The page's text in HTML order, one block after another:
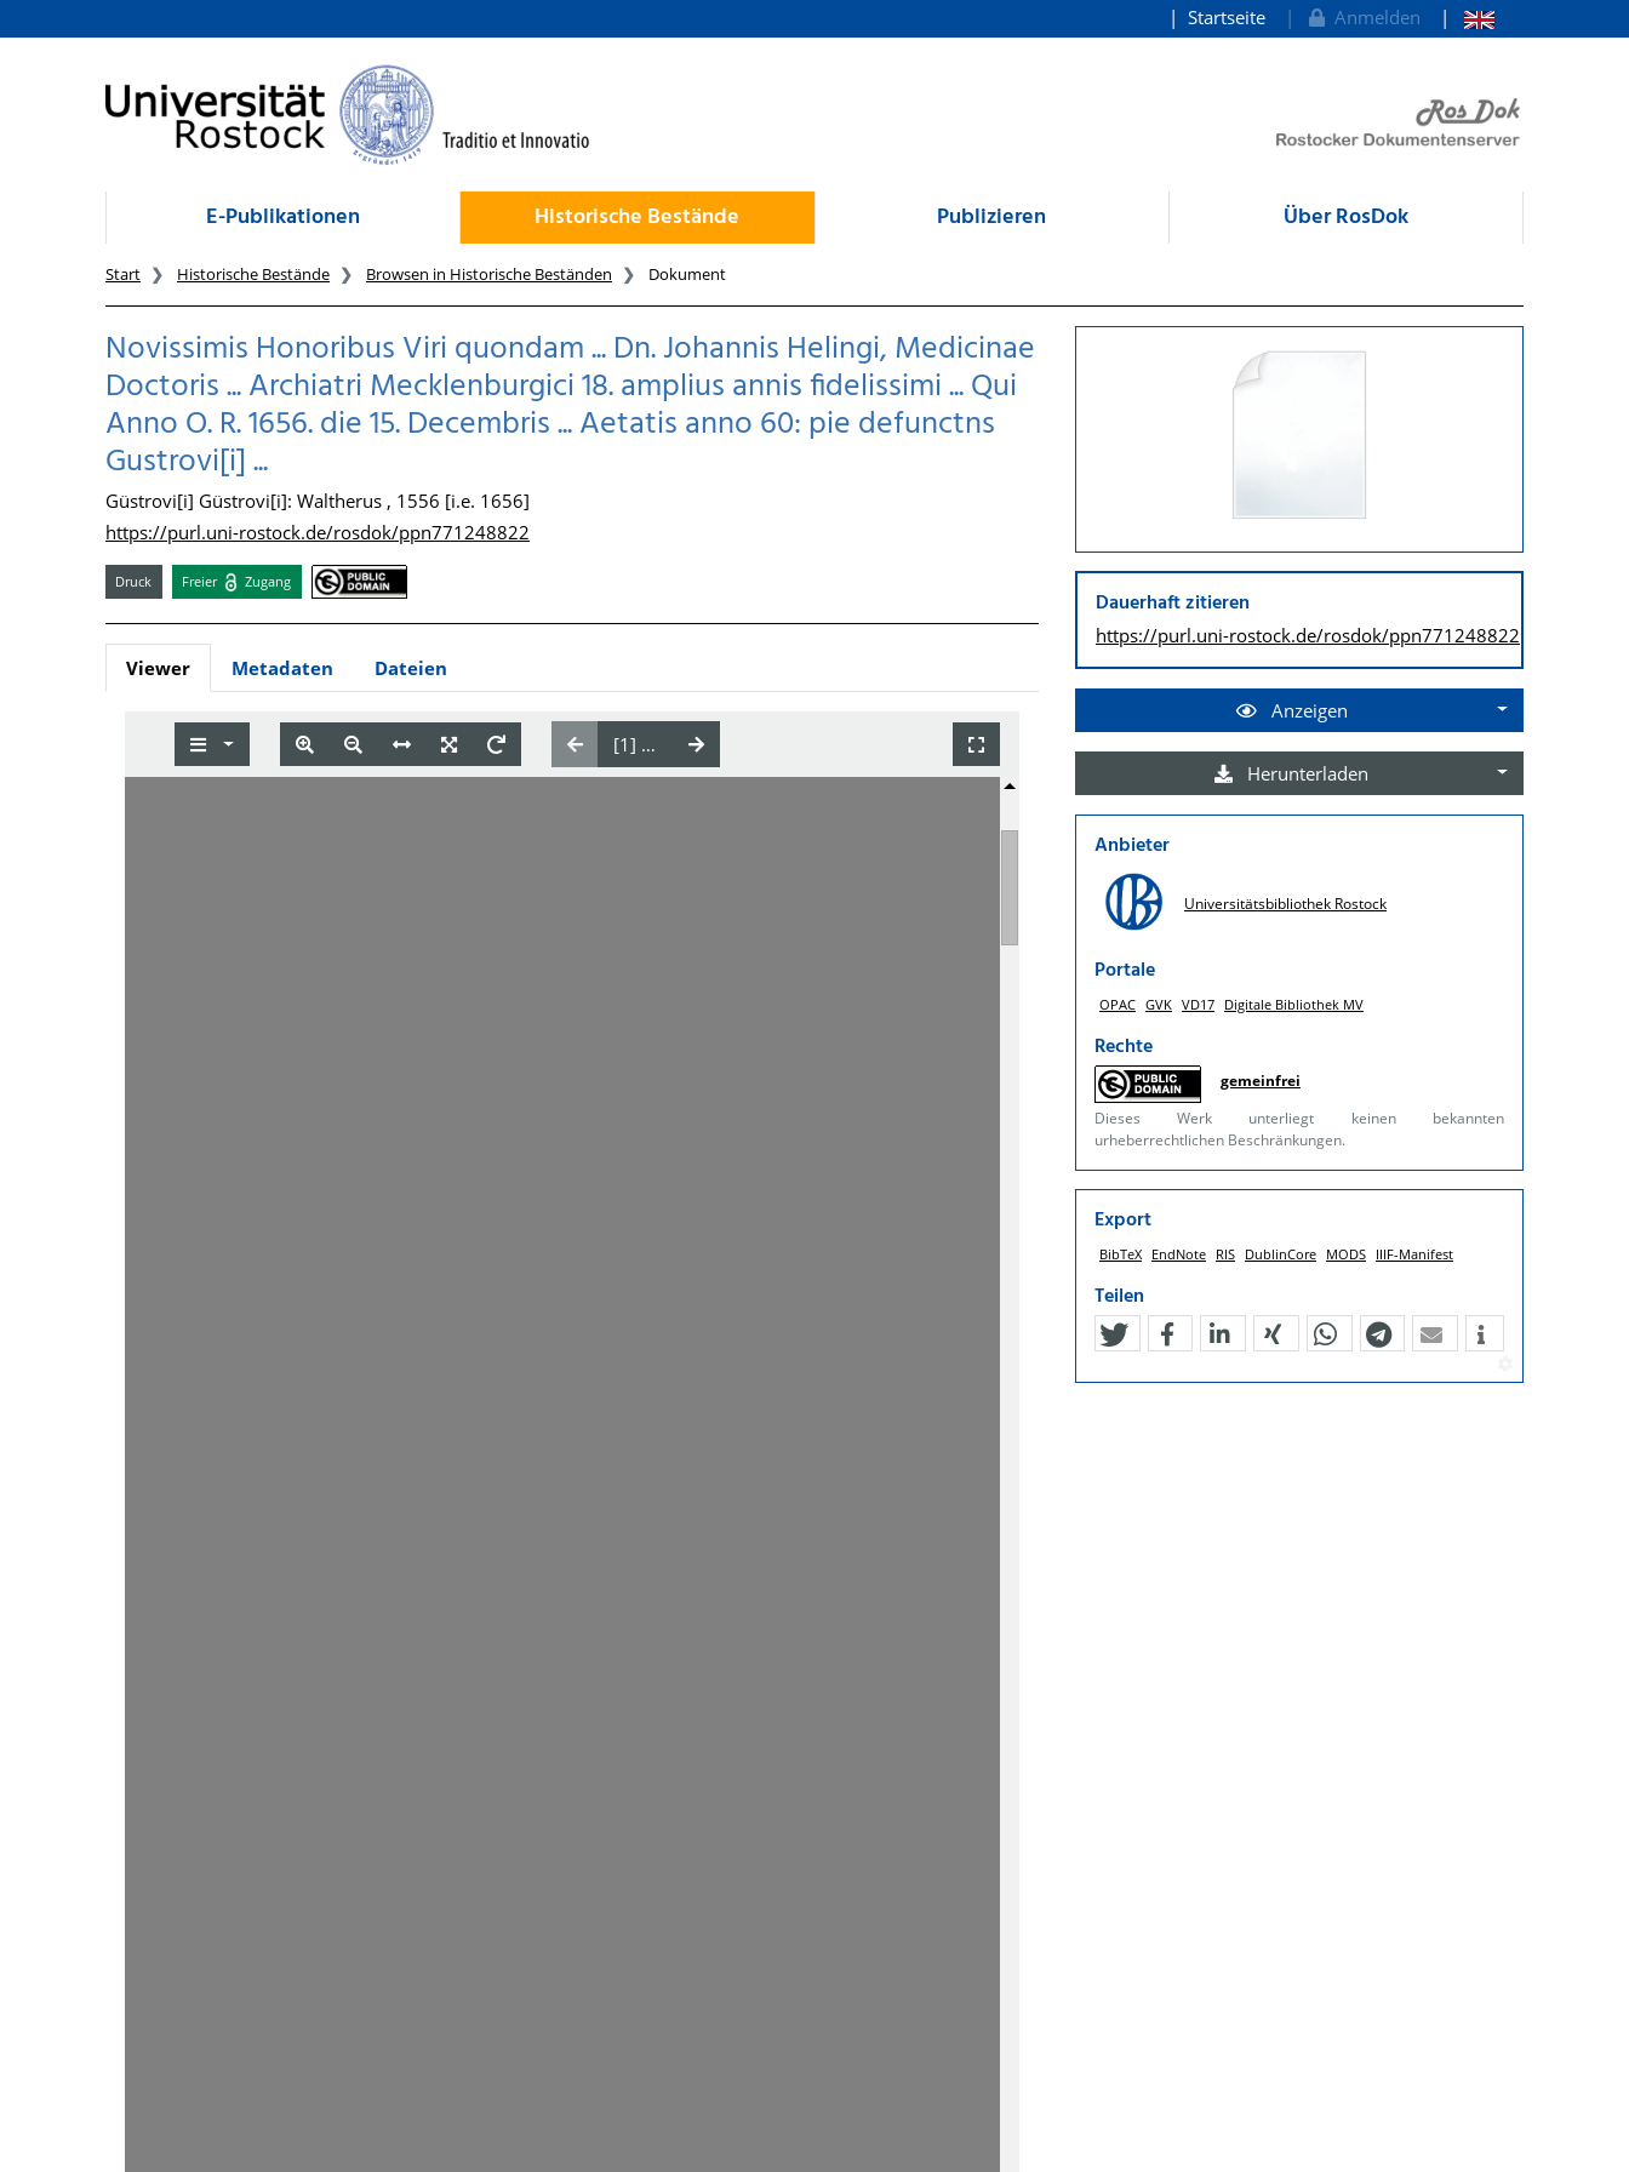
zum Inhalt
Startseite Anmelden
E-Publikationen Historische Bestände Publizieren Über RosDok
Start Historische Bestände Browsen in Historische Beständen Dokument
Novissimis Honoribus Viri quondam ... Dn. Johannis Helingi, Medicinae
Doctoris ... Archiatri Mecklenburgici 18. amplius annis fidelissimi ... Qui
Anno O. R. 1656. die 15. Decembris ... Aetatis anno 60: pie defunctns
Gustrovi[i] ...
Güstrovi[i] Güstrovi[i]: Waltherus , 1556 [i.e. 1656]
https://purl.uni-rostock.de/rosdok/ppn771248822
Druck Freier Zugang
Viewer Metadaten Dateien
Dauerhaft zitieren
https://purl.uni-rostock.de/rosdok/ppn771248822
Anzeigen
Herunterladen
Anbieter
Universitätsbibliothek Rostock
Portale
OPAC GVK VD17 Digitale Bibliothek MV
Rechte
gemeinfrei
Dieses Werk unterliegt keinen bekannten
urheberrechtlichen Beschränkungen.
Export
BibTeX EndNote RIS DublinCore MODS IIIF-Manifest
Teilen